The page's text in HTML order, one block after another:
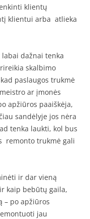
klientų
klientui arba atlieka
dažnai tenka
skalbimo
paslaugos trukmė
ar įmonės
apžiūros paaiškėja,
sandėlyje jos nėra
tenka laukti, kol bus
remonto trukmė gali
ir dar vieną
kaip bebūtų gaila,
– po apžiūros
jau